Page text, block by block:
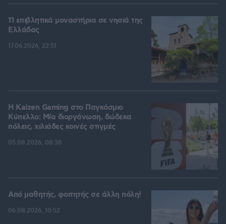
11 επιβλητικά μοναστήρια σε νησιά της
Ελλάδας
17.06.2026, 22:51
H Kaizen Gaming στο Παγκόσμιο
Kύπελλο: Μία διοργάνωση, δώδεκα
πόλεις, χιλιάδες κοινές στιγμές
05.08.2026, 08:38
Από μαθητής, φοιτητής σε άλλη πόλη!
06.08.2026, 10:52